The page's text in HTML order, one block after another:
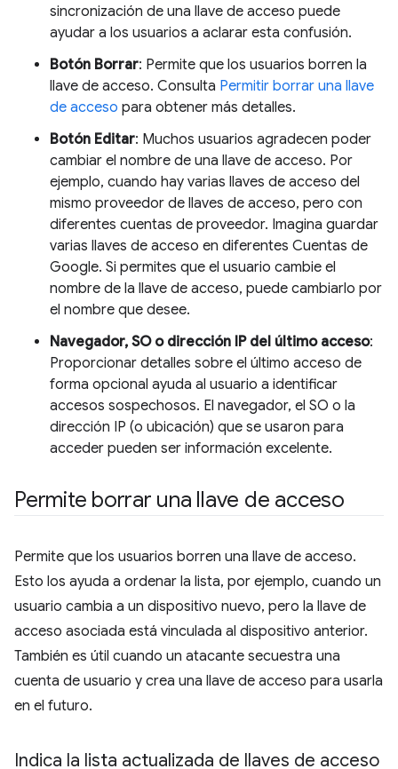
sincronización de una llave de acceso puede
ayudar a los usuarios a aclarar esta confusión.
Botón Borrar: Permite que los usuarios borren la
llave de acceso. Consulta Permitir borrar una llave
de acceso para obtener más detalles.
Botón Editar: Muchos usuarios agradecen poder
cambiar el nombre de una llave de acceso. Por
ejemplo, cuando hay varias llaves de acceso del
mismo proveedor de llaves de acceso, pero con
diferentes cuentas de proveedor. Imagina guardar
varias llaves de acceso en diferentes Cuentas de
Google. Si permites que el usuario cambie el
nombre de la llave de acceso, puede cambiarlo por
el nombre que desee.
Navegador, SO o dirección IP del último acceso:
Proporcionar detalles sobre el último acceso de
forma opcional ayuda al usuario a identificar
accesos sospechosos. El navegador, el SO o la
dirección IP (o ubicación) que se usaron para
acceder pueden ser información excelente.
Permite borrar una llave de acceso
Permite que los usuarios borren una llave de acceso.
Esto los ayuda a ordenar la lista, por ejemplo, cuando un
usuario cambia a un dispositivo nuevo, pero la llave de
acceso asociada está vinculada al dispositivo anterior.
También es útil cuando un atacante secuestra una
cuenta de usuario y crea una llave de acceso para usarla
en el futuro.
Indica la lista actualizada de llaves de acceso